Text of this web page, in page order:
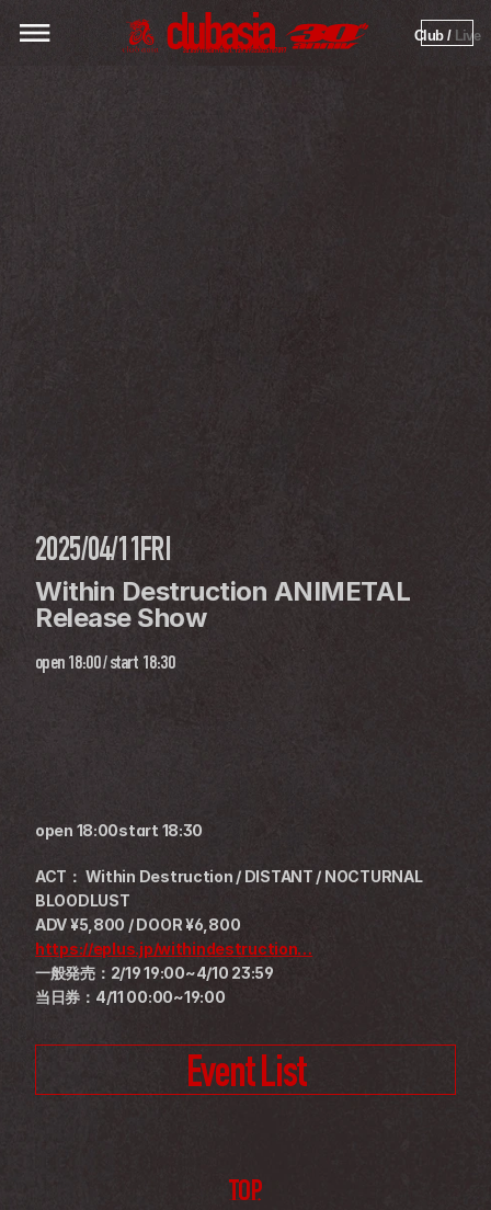
Club / Live
2025/04/11FRI
Within Destruction ANIMETAL
Release Show
open 18:00 / start 18:30
open 18:00start 18:30
ACT： Within Destruction / DISTANT / NOCTURNAL
BLOODLUST
ADV ¥5,800 / DOOR ¥6,800
https://eplus.jp/withindestruction…
一般発売：2/19 19:00~4/10 23:59
当日券：4/11 00:00~19:00
Event List
TOP